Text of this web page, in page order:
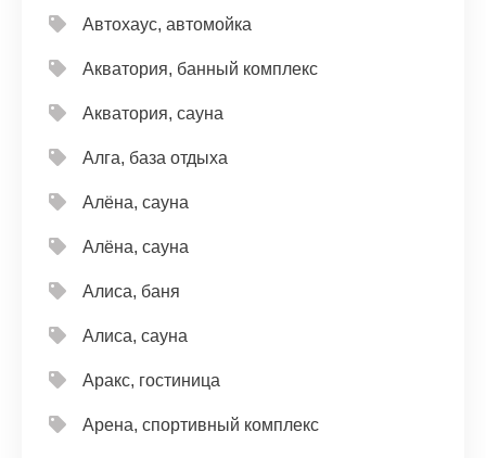
Автохаус, автомойка
Акватория, банный комплекс
Акватория, сауна
Алга, база отдыха
Алёна, сауна
Алёна, сауна
Алиса, баня
Алиса, сауна
Аракс, гостиница
Арена, спортивный комплекс